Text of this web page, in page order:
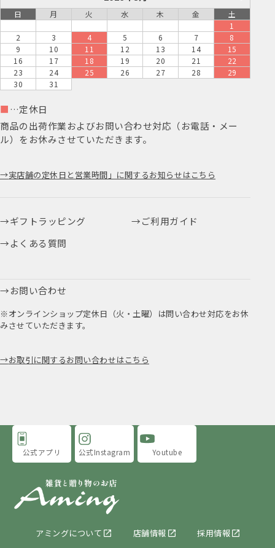
日 月 火 水 木 金
土
1
2
3 4 5 6 7
8
9
10 11 12 13 14
15
16
17 18 19 20 21
22
23
24 25 26 27 28
29
30
31
■ …定休日
商品の出荷作業およびお問い合わせ対応（お電話・メー
ル）をお休みさせていただきます。
実店舗の定休日と営業時間」に関するお知らせはこちら
ギフトラッピング
ご利用ガイド
よくある質問
お問い合わせ
※オンラインショップ定休日（火・土曜）は問い合わせ対応をお休
みさせていただきます。
お取引に関するお問い合わせはこちら
アミングについて 店舗情報 採用情報
公式アプリ 公式Instagram Youtube